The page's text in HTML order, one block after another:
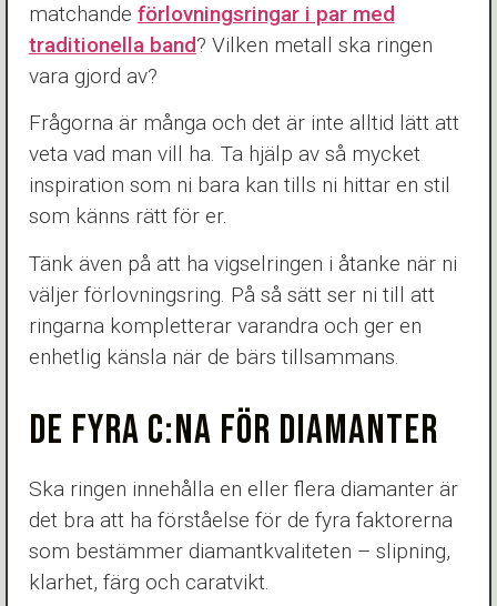
matchande förlovningsringar i par med
traditionella band? Vilken metall ska ringen
vara gjord av?
Frågorna är många och det är inte alltid lätt att
veta vad man vill ha. Ta hjälp av så mycket
inspiration som ni bara kan tills ni hittar en stil
som känns rätt för er.
Tänk även på att ha vigselringen i åtanke när ni
väljer förlovningsring. På så sätt ser ni till att
ringarna kompletterar varandra och ger en
enhetlig känsla när de bärs tillsammans.
DE FYRA C:NA FÖR DIAMANTER
Ska ringen innehålla en eller flera diamanter är
det bra att ha förståelse för de fyra faktorerna
som bestämmer diamantkvaliteten – slipning,
klarhet, färg och caratvikt.